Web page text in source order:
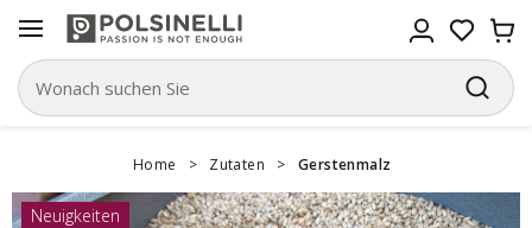
Home > Zutaten > Gerstenmalz
Neuigkeiten